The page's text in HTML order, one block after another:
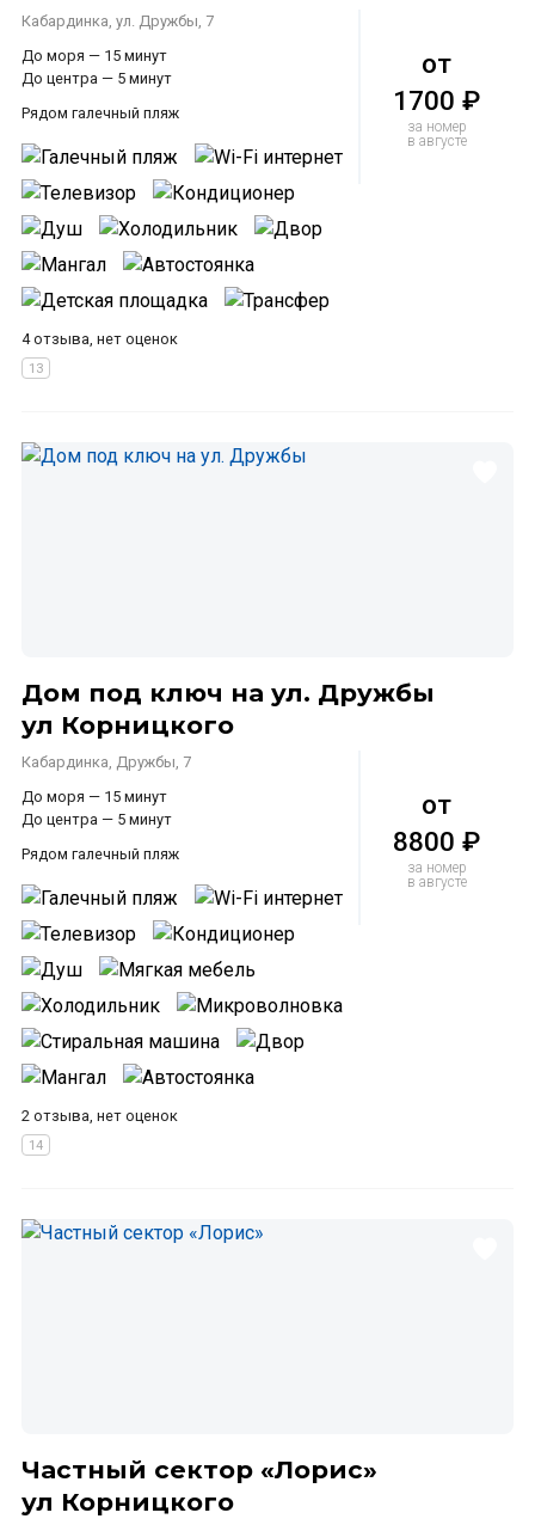
Кабардинка, ул. Дружбы, 7
До моря — 15 минут
До центра — 5 минут
Рядом галечный пляж
4 отзыва, нет оценок
от
1700 ₽
за номер
в августе
Дом под ключ на ул. Дружбы
ул Корницкого
Кабардинка, Дружбы, 7
До моря — 15 минут
До центра — 5 минут
Рядом галечный пляж
2 отзыва, нет оценок
от
8800 ₽
за номер
в августе
Частный сектор «Лорис»
ул Корницкого